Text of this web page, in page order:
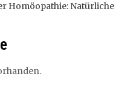
Homöopathie: Natürliche